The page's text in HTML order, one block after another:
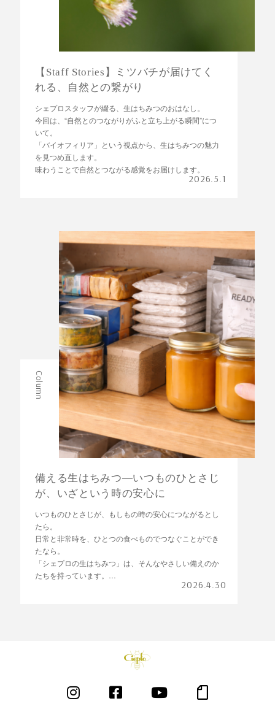
2026.5.1
【Staff Stories】ミツバチが届けてく
れる、自然との繋がり
シェプロスタッフが綴る、生はちみつのおはなし。
今回は、“自然とのつながりがふと立ち上がる瞬間”につ
いて。
「バイオフィリア」という視点から、生はちみつの魅力
を見つめ直します。
味わうことで自然とつながる感覚をお届けします。
Column
2026.4.30
備える生はちみつ—いつものひとさじ
が、いざという時の安心に
いつものひとさじが、もしもの時の安心につながるとし
たら。
日常と非常時を、ひとつの食べものでつなぐことができ
たなら。
「シェプロの生はちみつ」は、そんなやさしい備えのか
たちを持っています。
日々に寄り添いながら、いざという時にも力になる—